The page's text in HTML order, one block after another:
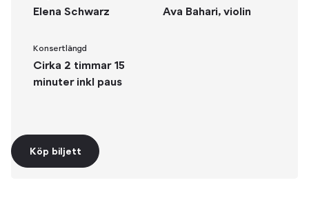
Elena Schwarz Ava Bahari, violin
Konsertlängd
Cirka 2 timmar 15
minuter inkl paus
Köp biljett